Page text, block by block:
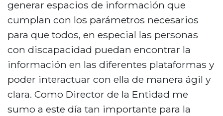
e
d
i
c
i
o
n
generar espacios de información que
cumplan con los parámetros necesarios
para que todos, en especial las personas
con discapacidad puedan encontrar la
información en las diferentes plataformas y
poder interactuar con ella de manera ágil y
clara. Como Director de la Entidad me
sumo a este día tan importante para la